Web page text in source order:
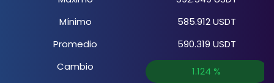
Mínimo
Promedio
Cambio
585.912USDT
590.319 USDT
1.124 %